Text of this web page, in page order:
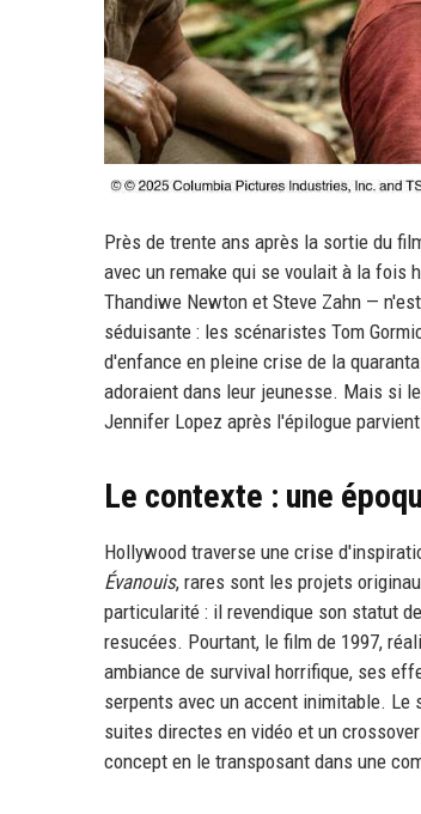
Près de trente ans après la sortie du
avec un remake qui se voulait à la fois
Thandiwe Newton et Steve Zahn —
séduisante : les scénaristes Tom
d'enfance en pleine crise de la
adoraient dans leur jeunesse. Mais si
Jennifer Lopez après l'épilogue
Le contexte : une
Hollywood traverse une crise
Évanouis, rares sont les projets
particularité : il revendique son statut
resucées. Pourtant, le film de 1997,
ambiance de survival horrifique, ses
serpents avec un accent inimitable. Le
suites directes en vidéo et un
concept en le transposant dans une